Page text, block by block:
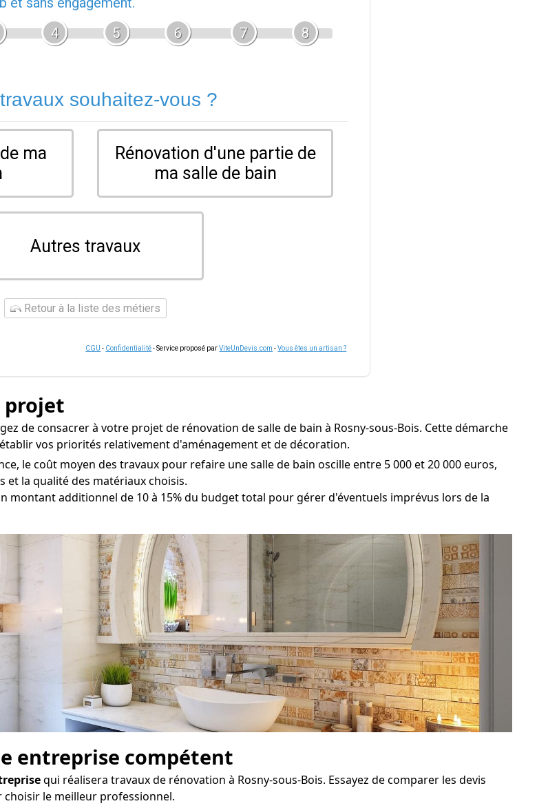
4 5 6 7 8
souhaitez-vous ?
ma
Rénovation d'une partie de
ma salle de bain
Autres travaux
Retour à la liste des métiers
CGU - Confidentialité- Service proposé parViteUnDevis.com -Vous êtes un artisan ?
projet
de consacrer à votre projet de rénovation de salle de bain à Rosny-sous-Bois. Cette démarche
vos priorités relativement d'aménagement et de décoration.
le coût moyen des travaux pour refaire une salle de bain oscille entre 5 000 et 20 000 euros,
et la qualité des matériaux choisis.
montant additionnel de 10 à 15% du budget total pour gérer d'éventuels imprévus lors de la
entreprise compétent
qui réalisera travaux de rénovation à Rosny-sous-Bois. Essayez de comparer les devis
le meilleur professionnel.